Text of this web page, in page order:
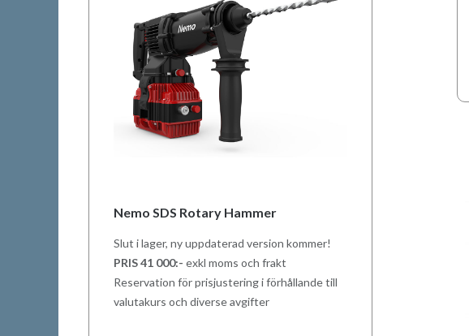
Nemo SDS Rotary Hammer
Slut i lager, ny uppdaterad version kommer!
PRIS 41 000:- exkl moms och frakt
Reservation för prisjustering i förhållande till
valutakurs och diverse avgifter